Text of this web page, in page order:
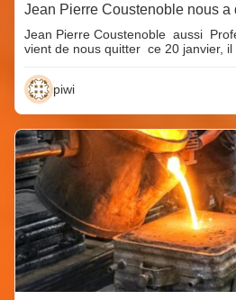
Jean Pierre Coustenoble nous a
Jean Pierre Coustenoble aussi
vient de nous quitter ce 20 janvier,
piwi